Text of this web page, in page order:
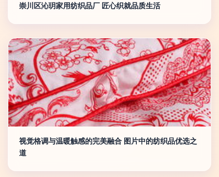
崇川区沁玥家用纺织品厂 匠心织就品质生活
视觉格调与温暖触感的完美融合 图片中的纺织品优选之
道